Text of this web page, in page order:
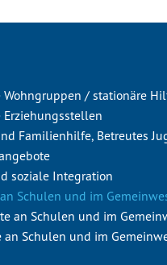
Wohngruppen / stationäre
Erziehungsstellen
Familienhilfe, Betreutes
soziale Integration
Schulen und im
an Schulen und im
an Schulen und im